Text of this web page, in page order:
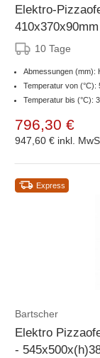
Elektro-
10 Tage
Abmessungen (mm):
Temperatur von (°C):
Temperatur bis (°C):
796,30 €
947,60 € inkl.
Express
Bartscher
Elektro
-